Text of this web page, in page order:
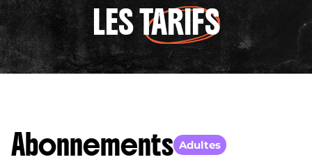
LESTARIFS
Abonnements Adultes